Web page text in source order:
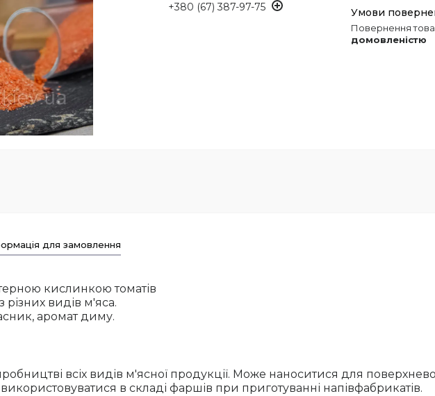
+380 (67) 387-97-75
повернення
домовленістю
для замовлення
кислинкою томатів
видів м'яса.
аромат диму.
всіх видів м'ясної продукції. Може наноситися для
в складі фаршів при приготуванні напівфабрикатів.